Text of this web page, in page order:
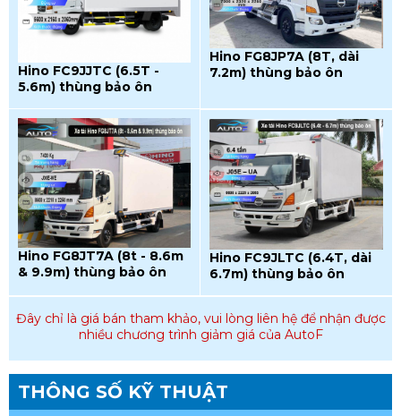
Hino FC9JJTC (6.5T -
5.6m) thùng bảo ôn
Hino FG8JP7A (8T, dài
7.2m) thùng bảo ôn
Hino FG8JT7A (8t - 8.6m
& 9.9m) thùng bảo ôn
Hino FC9JLTC (6.4T, dài
6.7m) thùng bảo ôn
Đây chỉ là giá bán tham khảo, vui lòng liên hệ để nhận được
nhiều chương trình giảm giá của AutoF
THÔNG SỐ KỸ THUẬT